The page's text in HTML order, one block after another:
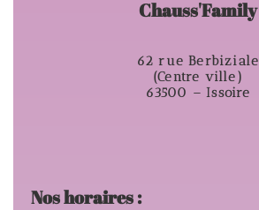
Chauss'Family
62 rue Berbiziale
(Centre ville)
63500 – Issoire
Nos horaires :